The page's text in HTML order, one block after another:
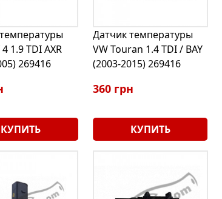
1.9 TDI AXR
269416
КУПИТЬ
Датчик температуры
VW Touran 1.4 TDI / BAY
(2003-2015) 269416
360 грн
КУПИТЬ